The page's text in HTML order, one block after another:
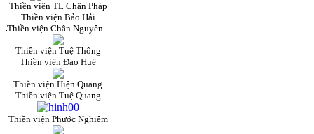
Thiền viện TL Chân Pháp
Thiền viện Bảo Hải
Thiền viện Chân Nguyên
Thiền viện Tuệ Thông
Thiền viện Đạo Huệ
Thiền viện Hiện Quang
Thiền viện Tuệ Quang
Thiền viện Phước Nghiêm